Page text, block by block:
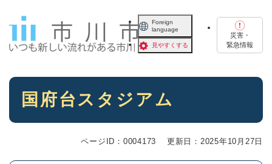
Foreign
language
見やすくする
災害・
緊急情報
本
国府台スタジアム
ページID：0004173 更新日：2025年10月27日